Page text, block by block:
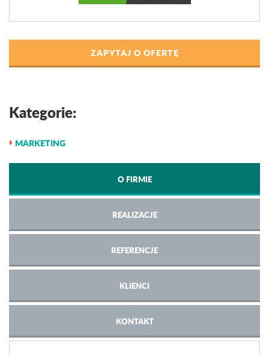
ZAPYTAJ O OFERTĘ
Kategorie:
MARKETING
O FIRMIE
REALIZACJE
REFERENCJE
KLIENCI
KONTAKT